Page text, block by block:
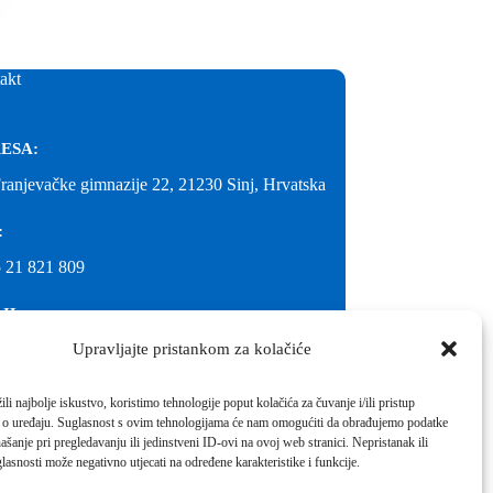
Upravljajte pristankom za kolačiće
najbolje iskustvo, koristimo tehnologije poput kolačića za čuvanje i/ili pristup
uređaju. Suglasnost s ovim tehnologijama će nam omogućiti da obrađujemo podatke
pri pregledavanju ili jedinstveni ID-ovi na ovoj web stranici. Nepristanak ili
može negativno utjecati na određene karakteristike i funkcije.
gimnazije 22, 21230 Sinj, Hrvatska
21 821 809
franjevacka-klasicna-sinj.skole.hr
kontaktirati školu.